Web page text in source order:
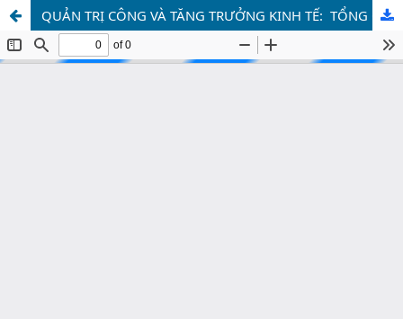
QUẢN TRỊ CÔNG VÀ TĂNG TRƯỞNG KINH TẾ: TỔNG QUAN BẰNG PHƯƠNG PHÁP TRẮC LƯỢNG THƯ MỤC GIAI ĐOẠN 2001-2024